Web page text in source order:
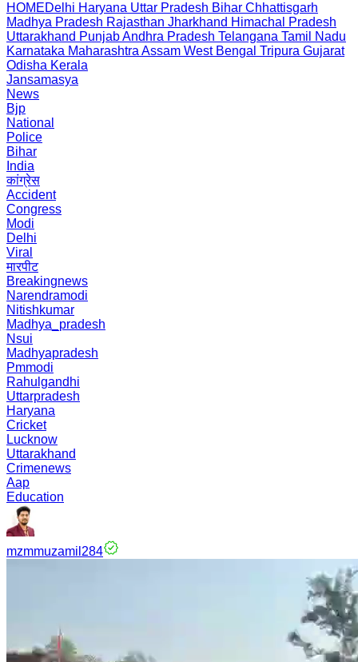
HOMEDelhi Haryana Uttar Pradesh Bihar Chhattisgarh
Madhya Pradesh Rajasthan Jharkhand Himachal Pradesh
Uttarakhand PunjabAndhra Pradesh Telangana Tamil Nadu
Karnataka Maharashtra Assam West Bengal Tripura Gujarat
Odisha Kerala
Jansamasya
News
Bjp
National
Police
Bihar
India
कांग्रेस
Accident
Congress
Modi
Delhi
Viral
मारपीट
Breakingnews
Narendramodi
Nitishkumar
Madhya_pradesh
Nsui
Madhyapradesh
Pmmodi
Rahulgandhi
Uttarpradesh
Haryana
Cricket
Lucknow
Uttarakhand
Crimenews
Aap
Education
mzmmuzamil284